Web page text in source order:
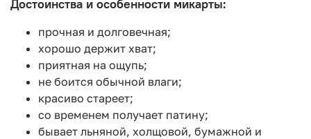
Достоинства и особенности микарты:
прочная и долговечная;
хорошо держит хват;
приятная на ощупь;
не боится обычной влаги;
красиво стареет;
со временем получает патину;
бывает льняной, холщовой, бумажной и